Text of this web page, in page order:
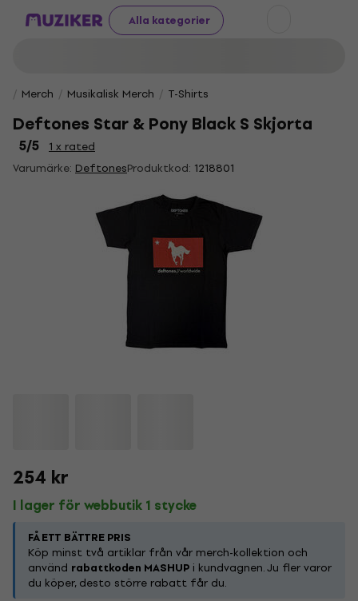
Alla kategorier
Merch Musikalisk Merch T-Shirts
Deftones Star & Pony Black S Skjorta
5/5
1 x rated
Varumärke: DeftonesProduktkod: 1218801
254 kr
I lager för webbutik 1 stycke
FÅ ETT BÄTTRE PRIS
Köp minst två artiklar från vår merch-kollektion och
använd rabattkoden MASHUP i kundvagnen. Ju fler varor
du köper, desto större rabatt får du.